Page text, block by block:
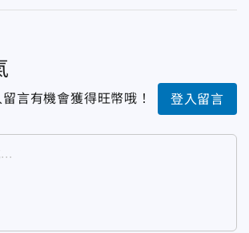
言有機會獲得旺幣哦！ 登入留言